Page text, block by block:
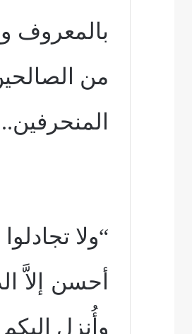
بالمعروف
من
“ولا
أحسن إلاَّ
وأُنزل إليكم